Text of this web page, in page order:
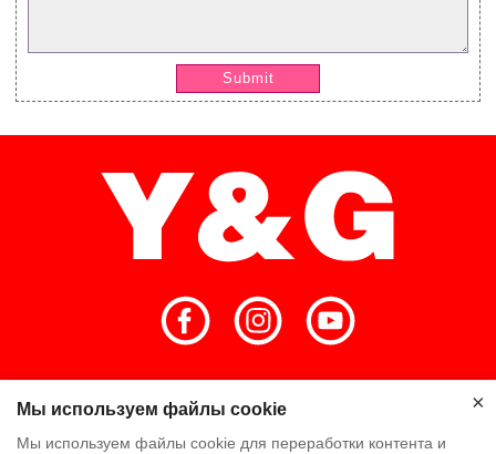
Submit
Высокое качество
Команда Y & G Компания Y & G
Мы используем файлы cookie
Мы используем файлы cookie для переработки контента и
×